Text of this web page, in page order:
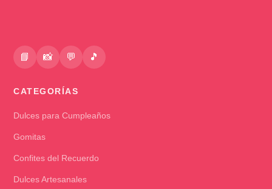
📘 📸 💬 🎵
CATEGORÍAS
Dulces para Cumpleaños
Gomitas
Confites del Recuerdo
Dulces Artesanales